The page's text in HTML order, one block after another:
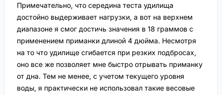
Примечательно, что середина теста удилища
достойно выдерживает нагрузки, а вот на верхнем
диапазоне я смог достичь значения в 18 граммов с
применением приманки длиной 4 дюйма. Несмотря
на то что удилище сгибается при резких подбросах,
оно все же позволяет мне быстро отрывать приманку
от дна. Тем не менее, с учетом текущего уровня
воды, я практически не использовал такие весовые